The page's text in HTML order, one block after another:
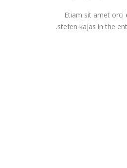
Etiam sit amet orci
stefen kajas in the